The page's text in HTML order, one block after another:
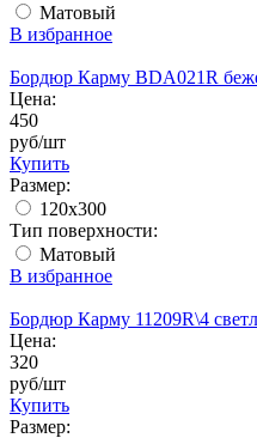
Матовый
В избранное
Бордюр Карму BDA021R
Цена:
450
руб/шт
Купить
Размер:
120x300
Тип поверхности:
Матовый
В избранное
Бордюр Карму 11209R\4
Цена:
320
руб/шт
Купить
Размер: